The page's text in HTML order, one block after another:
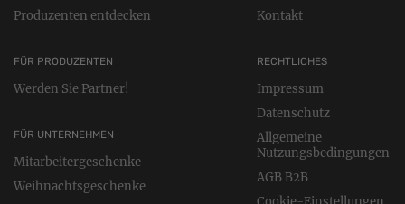
Produzenten entdecken
FÜR PRODUZENTEN
Werden Sie Partner!
FÜR UNTERNEHMEN
Mitarbeitergeschenke
Weihnachtsgeschenke
RECHTLICHES
Impressum
Datenschutz
Allgemeine
Nutzungsbedingungen
AGB B2B
Kontakt